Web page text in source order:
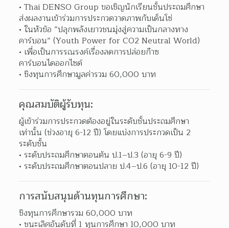
Thai DENSO Group ขอเชิญนักเรียนชั้นประถมศึกษา
ส่งผลงานเข้าร่วมการประกวดวาดภาพกับเด็นโซ่
ในหัวข้อ “ปลุกพลังเยาวชนมุ่งสู่ความเป็นกลางทาง
คาร์บอน” (Youth Power for CO2 Neutral World)
เพื่อเป็นการรณรงค์เรื่องลดการปล่อยก๊าซ
คาร์บอนไดออกไซด์
ชิงทุนการศึกษามูลค่ารวม 60,000 บาท
คุณสมบัติผู้รับทุน:
ผู้เข้าร่วมการประกวดต้องอยู่ในระดับชั้นประถมศึกษา
เท่านั้น (ช่วงอายุ 6-12 ปี) โดยแบ่งการประกวดเป็น 2
ระดับชั้น
ระดับประถมศึกษาตอนต้น ป.1–ป.3 (อายุ 6-9 ปี)
ระดับประถมศึกษาตอนปลาย ป.4–ป.6 (อายุ 10-12 ปี)
การสนับสนุนด้านทุนการศึกษา:
ชิงทุนการศึกษารวม 60,000 บาท
ชนะเลิศอันดับที่ 1 ทุนการศึกษา 10,000 บาท